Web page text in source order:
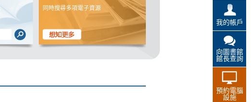
我的帳戶
向圖書館
館長查詢
預約電腦
設施
同時搜尋多項電子資源